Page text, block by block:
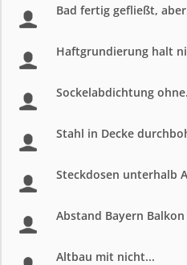
Bad fertig gefließt,
Haftgrundierung halt
Sockelabdichtung
Stahl in Decke
Steckdosen unterhalb
Abstand Bayern
Altbau mit nicht...